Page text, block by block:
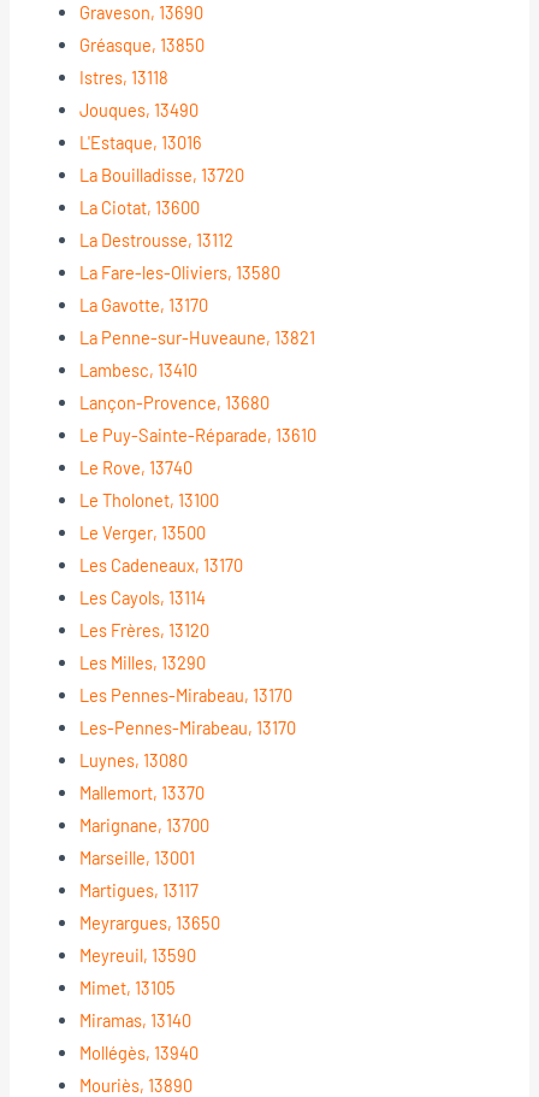
Graveson, 13690
Gréasque, 13850
Istres, 13118
Jouques, 13490
L'Estaque, 13016
La Bouilladisse, 13720
La Ciotat, 13600
La Destrousse, 13112
La Fare-les-Oliviers, 13580
La Gavotte, 13170
La Penne-sur-Huveaune, 13821
Lambesc, 13410
Lançon-Provence, 13680
Le Puy-Sainte-Réparade, 13610
Le Rove, 13740
Le Tholonet, 13100
Le Verger, 13500
Les Cadeneaux, 13170
Les Cayols, 13114
Les Frères, 13120
Les Milles, 13290
Les Pennes-Mirabeau, 13170
Les-Pennes-Mirabeau, 13170
Luynes, 13080
Mallemort, 13370
Marignane, 13700
Marseille, 13001
Martigues, 13117
Meyrargues, 13650
Meyreuil, 13590
Mimet, 13105
Miramas, 13140
Mollégès, 13940
Mouriès, 13890